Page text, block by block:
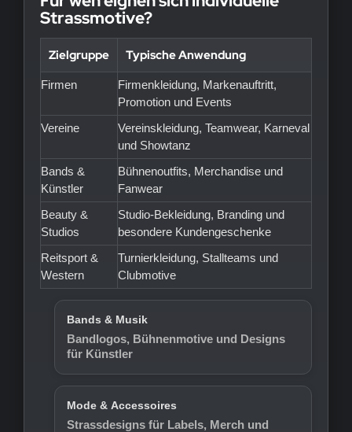
Strassmotive?
Zielgruppe Typische Anwendung
Firmen
Firmenkleidung, Markenauftritt,
Promotion und Events
Vereine
Vereinskleidung, Teamwear, Karneval
und Showtanz
Bands &
Künstler
Bühnenoutfits, Merchandise und
Fanwear
Beauty &
Studios
Studio-Bekleidung, Branding und
besondere Kundengeschenke
Reitsport &
Western
Turnierkleidung, Stallteams und
Clubmotive
Bands & Musik
Bandlogos, Bühnenmotive und Designs
für Künstler
Mode & Accessoires
Strassdesigns für Labels, Merch und